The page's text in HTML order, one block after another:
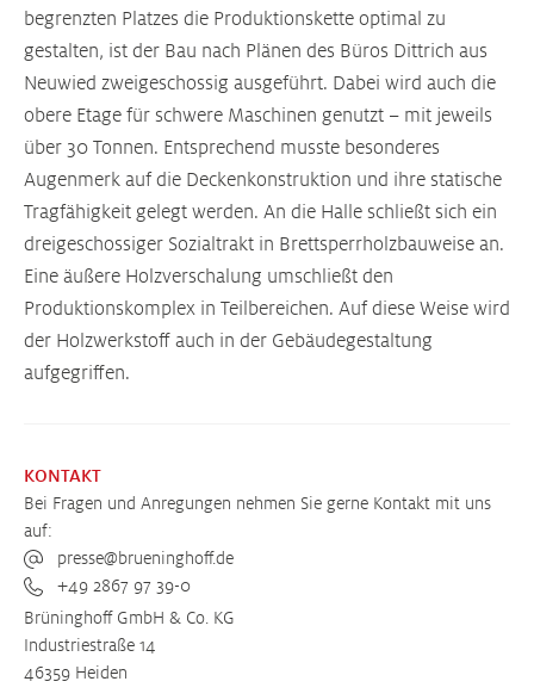
begrenzten Platzes die Produktionskette optimal zu
gestalten, ist der Bau nach Plänen des Büros Dittrich aus
Neuwied zweigeschossig ausgeführt. Dabei wird auch die
obere Etage für schwere Maschinen genutzt – mit jeweils
über 30 Tonnen. Entsprechend musste besonderes
Augenmerk auf die Deckenkonstruktion und ihre statische
Tragfähigkeit gelegt werden. An die Halle schließt sich ein
dreigeschossiger Sozialtrakt in Brettsperrholzbauweise an.
Eine äußere Holzverschalung umschließt den
Produktionskomplex in Teilbereichen. Auf diese Weise wird
der Holzwerkstoff auch in der Gebäudegestaltung
aufgegriffen.
KONTAKT
Bei Fragen und Anregungen nehmen Sie gerne Kontakt mit uns
auf:
presse@brueninghoff.de
+49 2867 97 39-0
Brüninghoff GmbH & Co. KG
Industriestraße 14
46359 Heiden